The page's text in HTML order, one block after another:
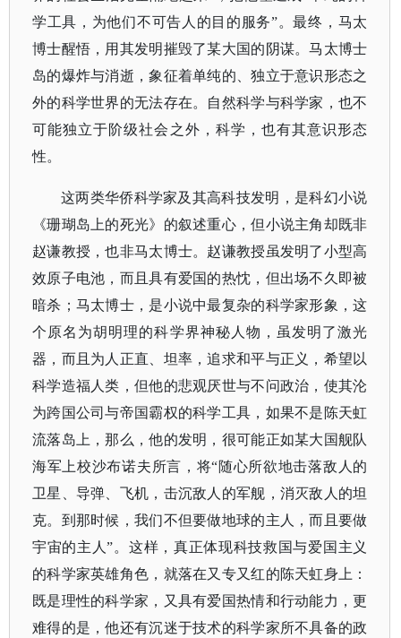
学工具，为他们不可告人的目的服务”。最终，马太
博士醒悟，用其发明摧毁了某大国的阴谋。马太博士
岛的爆炸与消逝，象征着单纯的、独立于意识形态之
外的科学世界的无法存在。自然科学与科学家，也不
可能独立于阶级社会之外，科学，也有其意识形态
性。
这两类华侨科学家及其高科技发明，是科幻小说
《珊瑚岛上的死光》的叙述重心，但小说主角却既非
赵谦教授，也非马太博士。赵谦教授虽发明了小型高
效原子电池，而且具有爱国的热忱，但出场不久即被
暗杀；马太博士，是小说中最复杂的科学家形象，这
个原名为胡明理的科学界神秘人物，虽发明了激光
器，而且为人正直、坦率，追求和平与正义，希望以
科学造福人类，但他的悲观厌世与不问政治，使其沦
为跨国公司与帝国霸权的科学工具，如果不是陈天虹
流落岛上，那么，他的发明，很可能正如某大国舰队
海军上校沙布诺夫所言，将“随心所欲地击落敌人的
卫星、导弹、飞机，击沉敌人的军舰，消灭敌人的坦
克。到那时候，我们不但要做地球的主人，而且要做
宇宙的主人”。这样，真正体现科技救国与爱国主义
的科学家英雄角色，就落在又专又红的陈天虹身上：
既是理性的科学家，又具有爱国热情和行动能力，更
难得的是，他还有沉迷于技术的科学家所不具备的政